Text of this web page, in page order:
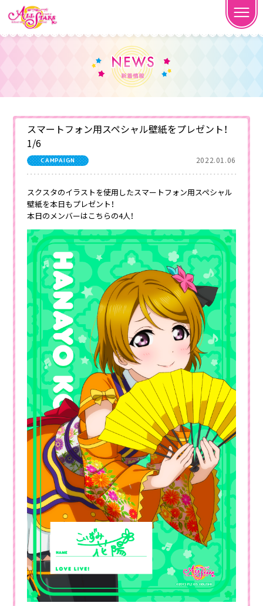
スマートフォン用スペシャル壁紙をプレゼント！
1/6
CAMPAIGN 2022.01.06
スクスタのイラストを使用したスマートフォン用スペシャル
壁紙を本日もプレゼント！
本日のメンバーはこちらの4人！